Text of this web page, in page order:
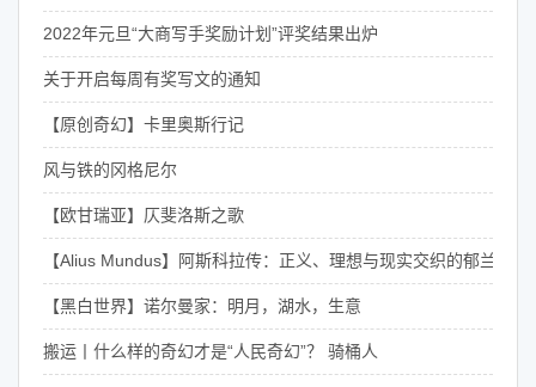
2022年元旦“大商写手奖励计划”评奖结果出炉
关于开启每周有奖写文的通知
【原创奇幻】卡里奥斯行记
风与铁的冈格尼尔
【欧甘瑞亚】仄斐洛斯之歌
【Alius Mundus】阿斯科拉传：正义、理想与现实交织的郁兰骑士
【黑白世界】诺尔曼家：明月，湖水，生意
搬运丨什么样的奇幻才是“人民奇幻”？ 骑桶人